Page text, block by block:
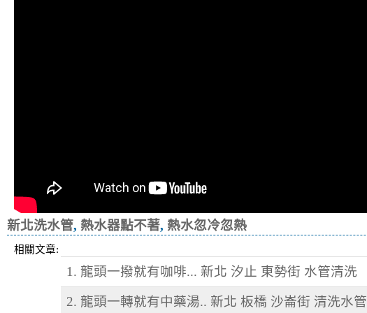
新北洗水管, 熱水器點不著, 熱水忽冷忽熱
相關文章:
1. 龍頭一撥就有咖啡... 新北 汐止 東勢街 水管清洗
2. 龍頭一轉就有中藥湯.. 新北 板橋 沙崙街 清洗水管